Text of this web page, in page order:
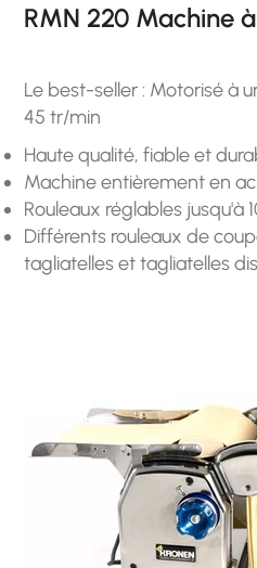
RMN 220 Machine
Le best-seller : Motorisé à
45 tr/min
Haute qualité, fiable et
Machine entièrement en
Rouleaux réglables jusqu'à
Différents rouleaux de
tagliatelles et tagliatelles